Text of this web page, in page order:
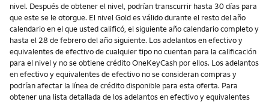
nivel. Después de obtener el nivel, podrían transcurrir hasta 30 días para
que este se le otorgue. El nivel Gold es válido durante el resto del año
calendario en el que usted calificó, el siguiente año calendario completo y
hasta el 28 de febrero del año siguiente. Los adelantos en efectivo y
equivalentes de efectivo de cualquier tipo no cuentan para la calificación
para el nivel y no se obtiene crédito OneKeyCash por ellos. Los adelantos
en efectivo y equivalentes de efectivo no se consideran compras y
podrían afectar la línea de crédito disponible para esta oferta. Para
obtener una lista detallada de los adelantos en efectivo y equivalentes